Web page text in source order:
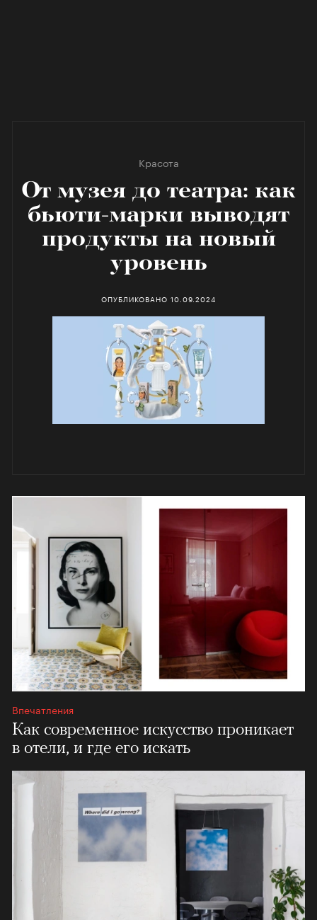
Красота
От музея до театра: как
бьюти-марки выводят
продукты на новый
уровень
ОПУБЛИКОВАНО 10.09.2024
Впечатления
Как современное искусство проникает
в отели, и где его искать